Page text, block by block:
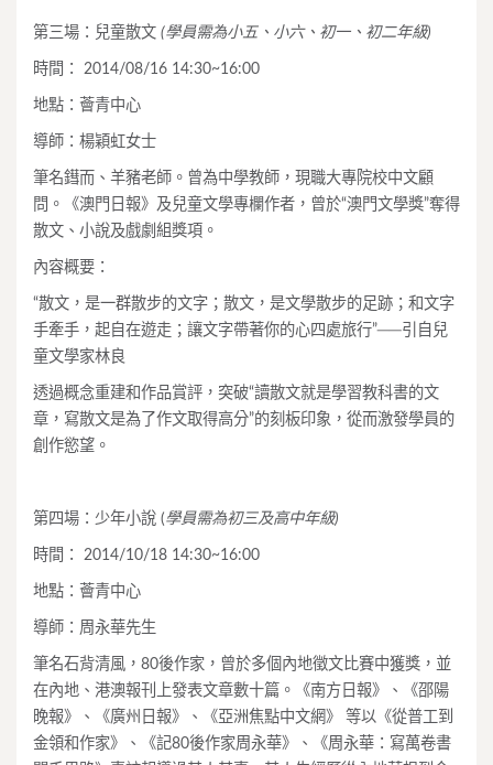
第三場：兒童散文 (學員需為小五、小六、初一、初二年級)
時間： 2014/08/16 14:30~16:00
地點：薈青中心
導師：楊穎虹女士
筆名鏏而、羊豬老師。曾為中學教師，現職大專院校中文顧
問。《澳門日報》及兒童文學專欄作者，曾於“澳門文學獎”奪得
散文、小說及戲劇組獎項。
內容概要：
“散文，是一群散步的文字；散文，是文學散步的足跡；和文字
手牽手，起自在遊走；讓文字帶著你的心四處旅行”──引自兒
童文學家林良
透過概念重建和作品賞評，突破“讀散文就是學習教科書的文
章，寫散文是為了作文取得高分”的刻板印象，從而激發學員的
創作慾望。
第四場：少年小說 (學員需為初三及高中年級)
時間： 2014/10/18 14:30~16:00
地點：薈青中心
導師：周永華先生
筆名石背清風，80後作家，曾於多個內地徵文比賽中獲獎，並
在內地、港澳報刊上發表文章數十篇。《南方日報》、《邵陽
晚報》、《廣州日報》、《亞洲焦點中文網》 等以《從普工到
金領和作家》、《記80後作家周永華》、《周永華：寫萬卷書